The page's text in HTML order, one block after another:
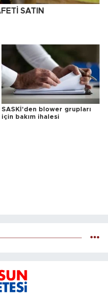
SATIN
SASKİ'den blower grupları
için bakım ihalesi